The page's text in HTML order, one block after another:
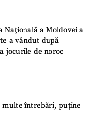
Națională a Moldovei a
a vândut după
jocurile de noroc
multe întrebări, puține